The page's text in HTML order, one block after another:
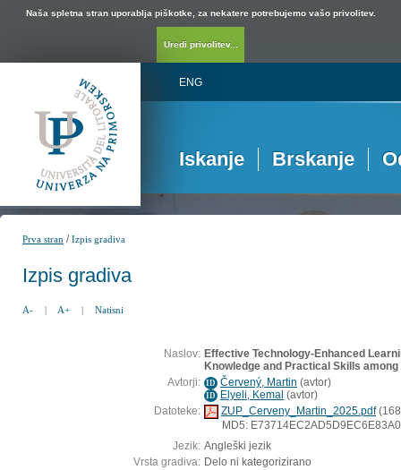
Naša spletna stran uporablja piškotke, za nekatere potrebujemo vašo privolitev.
Uredi privolitev...
ENG
Iskanje Brskanje
Prva stran /Izpis gradiva
Izpis gradiva
A- | A+ | Natisni
Naslov: Effective Technology-Enhanced
Knowledge and Practical Skills
Avtorji: ID Červený, Martin (avtor)
ID Elyeli, Kemal (avtor)
Datoteke:
ZUP_Cerveny_Martin_2025.pdf
MD5:
Jezik: Angleški jezik
Vrsta gradiva: Delo ni kategorizirano